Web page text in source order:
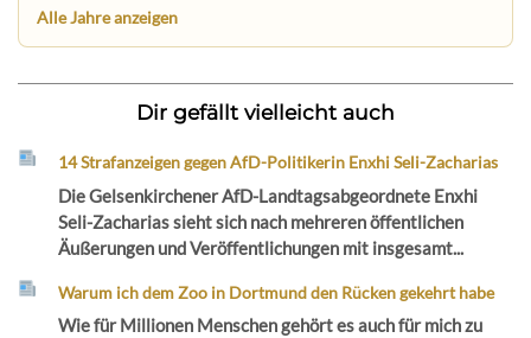
Alle Jahre anzeigen
Dir gefällt vielleicht auch
14 Strafanzeigen gegen AfD-Politikerin Enxhi Seli-Zacharias
Die Gelsenkirchener AfD-Landtagsabgeordnete Enxhi
Seli-Zacharias sieht sich nach mehreren öffentlichen
Äußerungen und Veröffentlichungen mit insgesamt...
Warum ich dem Zoo in Dortmund den Rücken gekehrt habe
Wie für Millionen Menschen gehört es auch für mich zu